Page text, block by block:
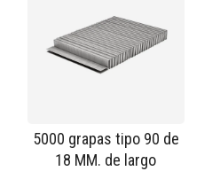
5000 grapas tipo 90 de
18 MM. de largo